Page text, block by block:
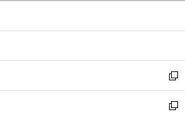
ン
ウ
開
く
新
し
い
新